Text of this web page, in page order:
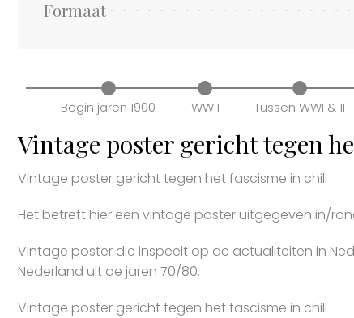
Formaat
Begin jaren 1900 WW I Tussen WWI & II
Vintage poster gericht tegen
Vintage poster gericht tegen het fascisme in chili
Het betreft hier een vintage poster uitgegeven in/
Vintage poster die inspeelt op de actualiteiten in
Nederland uit de jaren 70/80.
Vintage poster gericht tegen het fascisme in chili